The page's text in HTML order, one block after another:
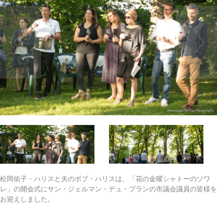
松岡佑子・ハリスと夫のボブ・ハリスは、「花の金曜シャトーのソワ
レ」の開会式にサン・ジェルマン・デュ・プランの市議会議員の皆様を
お迎えしました。